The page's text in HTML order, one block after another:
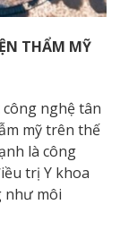
THẨM MỸ
nghệ tân
mỹ trên thế
là công
trị Y khoa
như môi